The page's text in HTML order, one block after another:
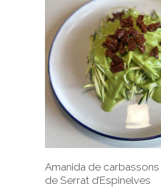
Amanida de
de Serrat d’Espinelves